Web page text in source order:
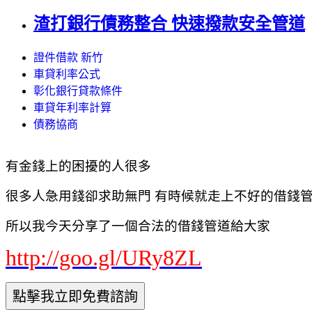
渣打銀行債務整合 快速撥款安全管道
證件借款 新竹
車貸利率公式
彰化銀行貸款條件
車貸年利率計算
債務協商
有金錢上的困擾的人很多
很多人急用錢卻求助無門 有時候就走上不好的借錢
所以我今天分享了一個合法的借錢管道給大家
http://goo.gl/URy8ZL